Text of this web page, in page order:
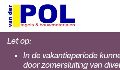
Overslaan naar inhoud
Let op:
In de vakantieperiode
door zomersluiting van